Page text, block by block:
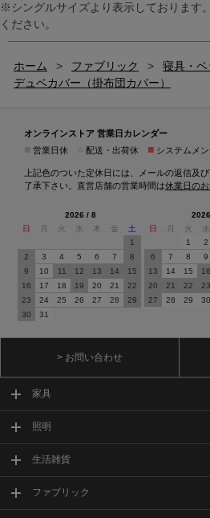
※シングルサイズより表示しております
ください。
ホーム > ファブリック > 寝具・
デュベカバー（掛布団カバー）
オンラインストア 営業日カレンダー
営業日休 配送・出荷休 ■ システムメ
上記色のついた定休日には、メールの返信及
了承下さい。直営店舗の営業時間は休業日の
2026 / 8
日
月 火 水 木 金
土
1
2
3 4 5 6 7
8
9
10 11 12 13 14
15
16
17 18 19 20 21
22
23
24 25 26 27 28
29
30
31
日
月 火 水
1
2
6
7 8 9
13
14 15 16
20
21 22 23
27
28 29 30
> お問い合わせ
家具
照明
生活雑貨
ファブリック